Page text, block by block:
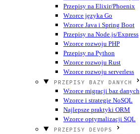
Przepisy na Elixir/Phoenix
Wzorce języka Go
Wzorce Java i Spring Boot
Przepisy na Node.js/Express
Wzorce rozwoju PHP
Przepisy na Python
Wzorce rozwoju Rust
Wzorce rozwoju serverless
PRZEPISY BAZY DANYCH
Wzorce migracji baz danych
Wzorce i strategie NoSQL
Najlepsze praktyki ORM
Wzorce optymalizacji SQL
PRZEPISY DEVOPS